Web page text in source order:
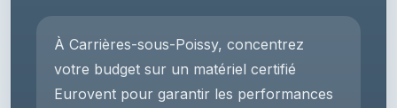
À Carrières-sous-Poissy, concentrez
votre budget sur un matériel certifié
Eurovent pour garantir les performances